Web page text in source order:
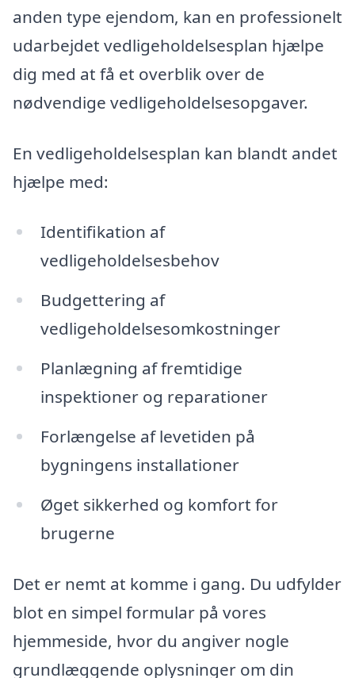
anden type ejendom, kan en professionelt
udarbejdet vedligeholdelsesplan hjælpe
dig med at få et overblik over de
nødvendige vedligeholdelsesopgaver.
En vedligeholdelsesplan kan blandt andet
hjælpe med:
Identifikation af
vedligeholdelsesbehov
Budgettering af
vedligeholdelsesomkostninger
Planlægning af fremtidige
inspektioner og reparationer
Forlængelse af levetiden på
bygningens installationer
Øget sikkerhed og komfort for
brugerne
Det er nemt at komme i gang. Du udfylder
blot en simpel formular på vores
hjemmeside, hvor du angiver nogle
grundlæggende oplysninger om din